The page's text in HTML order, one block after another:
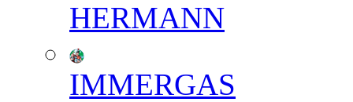
HERMANN
IMMERGAS